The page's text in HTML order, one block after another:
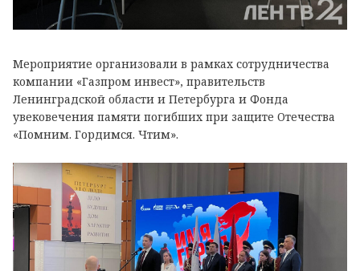
Мероприятие организовали в рамках сотрудничества
компании «Газпром инвест», правительств
Ленинградской области и Петербурга и Фонда
увековечения памяти погибших при защите Отечества
«Помним. Гордимся. Чтим».